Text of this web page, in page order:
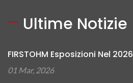
Ultime Notizie
FIRSTOHM Esposizioni Nel 2026
01 Mar, 2026